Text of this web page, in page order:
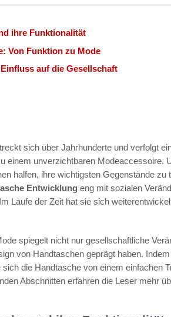
ihre Funktionalität
Von Funktion zu Mode
auf die Gesellschaft
sich über Jahrhunderte und verfolgt
einem unverzichtbaren Modeaccessoire.
halfen, ihre wichtigsten Gegenstände zu
Entwicklung eng mit sozialen
Laufe der Zeit hat sie sich
spiegelt nicht nur gesellschaftliche
von Handtaschen geprägt haben.
die Handtasche von einem einfachen
Abschnitten erfahren die Leser mehr